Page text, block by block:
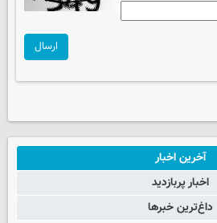
ارسال
آخرین اخبار
اخبار پربازدید
داغ‌ترین خبرها